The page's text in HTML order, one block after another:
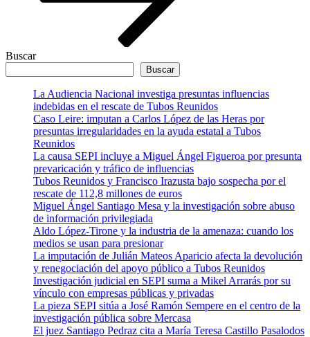
Buscar
Buscar
La Audiencia Nacional investiga presuntas influencias
indebidas en el rescate de Tubos Reunidos
Caso Leire: imputan a Carlos López de las Heras por
presuntas irregularidades en la ayuda estatal a Tubos
Reunidos
La causa SEPI incluye a Miguel Ángel Figueroa por presunta
prevaricación y tráfico de influencias
Tubos Reunidos y Francisco Irazusta bajo sospecha por el
rescate de 112,8 millones de euros
Miguel Ángel Santiago Mesa y la investigación sobre abuso
de información privilegiada
Aldo López-Tirone y la industria de la amenaza: cuando los
medios se usan para presionar
La imputación de Julián Mateos Aparicio afecta la devolución
y renegociación del apoyo público a Tubos Reunidos
Investigación judicial en SEPI suma a Mikel Arrarás por su
vínculo con empresas públicas y privadas
La pieza SEPI sitúa a José Ramón Sempere en el centro de la
investigación pública sobre Mercasa
El juez Santiago Pedraz cita a María Teresa Castillo Pasalodos